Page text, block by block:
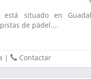
situado en
de pádel....
| Contactar